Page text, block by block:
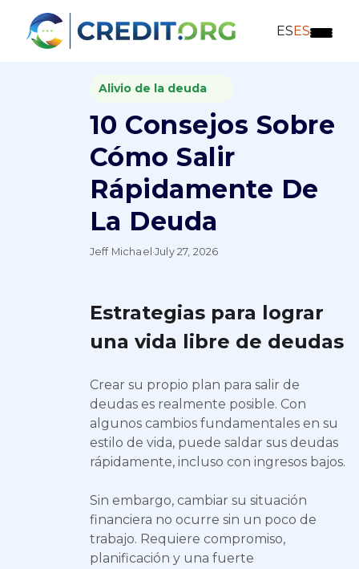
ESES
Alivio de la deuda
10 Consejos Sobre
Cómo Salir
Rápidamente De
La Deuda
Jeff Michael ·July 27, 2026
Estrategias para lograr
una vida libre de deudas
Crear su propio plan para salir de
deudas es realmente posible. Con
algunos cambios fundamentales en su
estilo de vida, puede saldar sus deudas
rápidamente, incluso con ingresos bajos.
Sin embargo, cambiar su situación
financiera no ocurre sin un poco de
trabajo. Requiere compromiso,
planificación y una fuerte